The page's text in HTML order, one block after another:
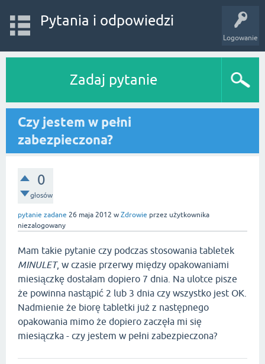
Logowanie
Pytania i odpowiedzi
Zadaj pytanie
Czy jestem w pełni
zabezpieczona?
0
głosów
pytanie zadane 26 maja 2012 w Zdrowie przez użytkownika
niezalogowany
Mam takie pytanie czy podczas stosowania tabletek
MINULET, w czasie przerwy między opakowaniami
miesiączkę dostałam dopiero 7 dnia. Na ulotce pisze
że powinna nastąpić 2 lub 3 dnia czy wszystko jest OK.
Nadmienie że biorę tabletki już z następnego
opakowania mimo że dopiero zaczęła mi się
miesiączka - czy jestem w pełni zabezpieczona?